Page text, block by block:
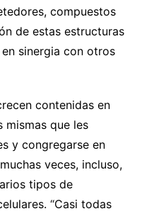
compuestos
de estas estructuras
sinergia con otros
contenidas en
mismas que les
y congregarse en
veces, incluso,
tipos de
“Casi todas